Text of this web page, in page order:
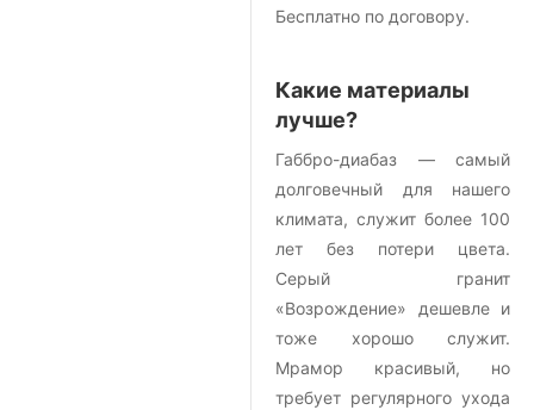
Бесплатно по договору.
Какие материалы
лучше?
Габбро-диабаз — самый
долговечный для нашего
климата, служит более 100
лет без потери цвета.
Серый гранит
«Возрождение» дешевле и
тоже хорошо служит.
Мрамор красивый, но
требует регулярного ухода